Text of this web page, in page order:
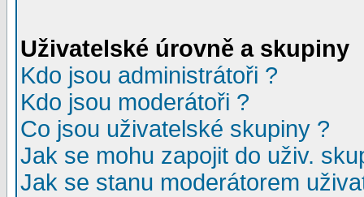
Uživatelské úrovně a skupiny
Kdo jsou administrátoři ?
Kdo jsou moderátoři ?
Co jsou uživatelské skupiny ?
Jak se mohu zapojit do uživ.
Jak se stanu moderátorem